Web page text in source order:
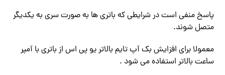
پاسخ منفی است در شرایطی که باتری ها به صورت سری به یکدیگر
متصل شوند.
معمولا برای افزایش بک آپ تایم بالاتر یو پی اس از باتری با آمپر
ساعت بالاتر استفاده می شود .